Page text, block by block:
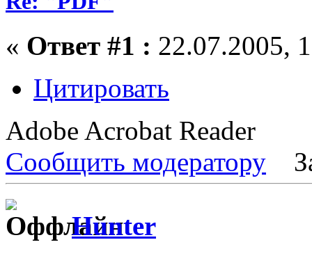
« Ответ #1 : 22.07.2005,
Цитировать
Adobe Acrobat Reader
Сообщить модератору
Hunter